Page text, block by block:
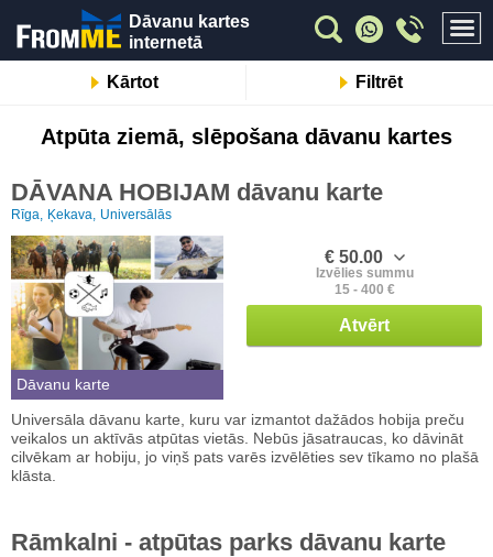
Dāvanu kartes
internetā
Kārtot Filtrēt
Atpūta ziemā, slēpošana dāvanu kartes
DĀVANA HOBIJAM dāvanu karte
Rīga, Ķekava, Universālās
Dāvanu karte
€ 50.00
Izvēlies summu
15 - 400 €
Atvērt
Universāla dāvanu karte, kuru var izmantot dažādos hobija preču
veikalos un aktīvās atpūtas vietās. Nebūs jāsatraucas, ko dāvināt
cilvēkam ar hobiju, jo viņš pats varēs izvēlēties sev tīkamo no plašā
klāsta.
Rāmkalni - atpūtas parks dāvanu karte